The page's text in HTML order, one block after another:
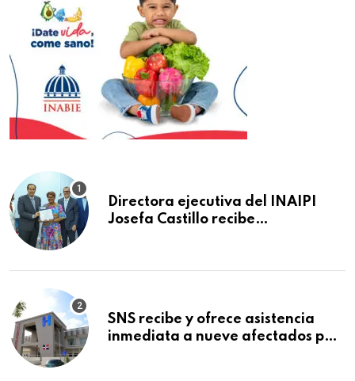
Directora ejecutiva del INAIPI
Josefa Castillo recibe
SNS recibe y ofrece asistencia
inmediata a nueve afectados por